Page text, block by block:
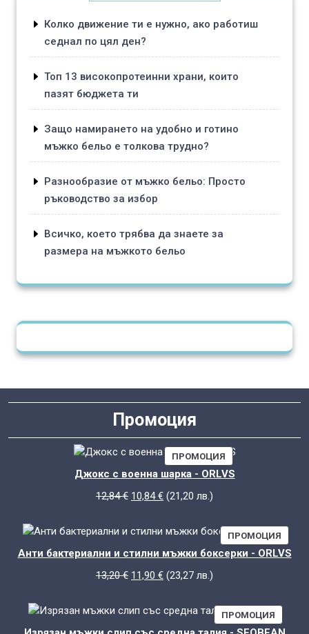
Колко движение ти е нужно, ако работиш
седнал по цял ден?
Топ 13 високопротеинни храни, които
пазят бюджета ти
Защо намирането на удобно и готино
мъжко бельо е толкова трудно?
Разнообразие от мъжко бельо: Просто
ръководство за избор
Всичко, което трябва да знаете за
размера на мъжкото бельо
Промоция
ПРОМОЦИЯПРОДУКТ
С
НАМАЛЕНИЕ
Джокс с военна шарка - ORLVS
12,84€ Original
10,84€Текущата
(21,20 лв.)
ПРОМОЦИЯ
С
Анти бактериални и стилни мъжки боксерки - ORLVS
13,20€ Original
11,90 €Текущата
11,90 €.
(23,27 лв.)
ПРОМОЦИЯ
С